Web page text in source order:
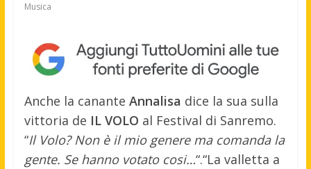
Musica
Anche la canante Annalisa dice la sua sulla
vittoria de IL VOLO al Festival di Sanremo.
“Il Volo? Non è il mio genere ma comanda la
gente. Se hanno votato cosi…“.“La valletta a